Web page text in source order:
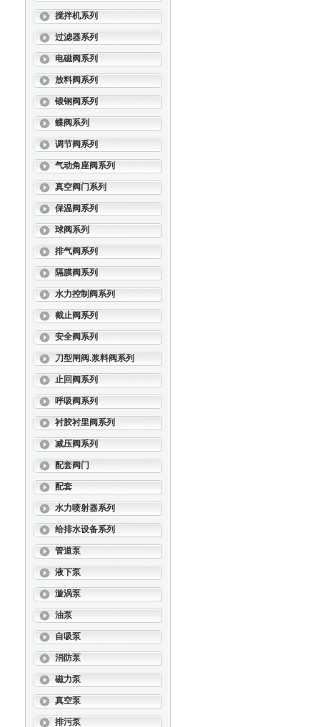
搅拌机系列
过滤器系列
电磁阀系列
放料阀系列
锻钢阀系列
蝶阀系列
调节阀系列
气动角座阀系列
真空阀门系列
保温阀系列
球阀系列
排气阀系列
隔膜阀系列
水力控制阀系列
截止阀系列
安全阀系列
刀型闸阀.浆料阀系列
止回阀系列
呼吸阀系列
衬胶衬里阀系列
减压阀系列
配套阀门
配套
水力喷射器系列
给排水设备系列
管道泵
液下泵
漩涡泵
油泵
自吸泵
消防泵
磁力泵
真空泵
排污泵